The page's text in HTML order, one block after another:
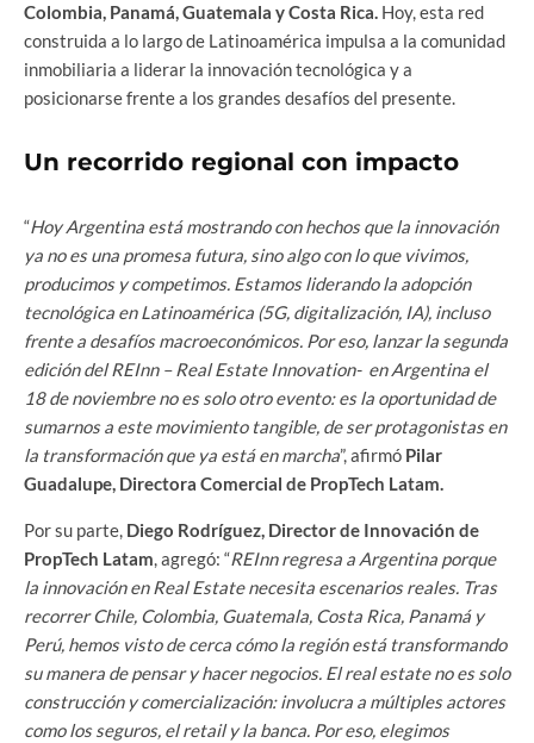
Colombia, Panamá, Guatemala y Costa Rica. Hoy, esta red
construida a lo largo de Latinoamérica impulsa a la comunidad
inmobiliaria a liderar la innovación tecnológica y a
posicionarse frente a los grandes desafíos del presente.
Un recorrido regional con impacto
“Hoy Argentina está mostrando con hechos que la innovación
ya no es una promesa futura, sino algo con lo que vivimos,
producimos y competimos. Estamos liderando la adopción
tecnológica en Latinoamérica (5G, digitalización, IA), incluso
frente a desafíos macroeconómicos. Por eso, lanzar la segunda
edición del REInn – Real Estate Innovation- en Argentina el
18 de noviembre no es solo otro evento: es la oportunidad de
sumarnos a este movimiento tangible, de ser protagonistas en
la transformación que ya está en marcha”, afirmó Pilar
Guadalupe, Directora Comercial de PropTech Latam.
Por su parte, Diego Rodríguez, Director de Innovación de
PropTech Latam, agregó: “REInn regresa a Argentina porque
la innovación en Real Estate necesita escenarios reales. Tras
recorrer Chile, Colombia, Guatemala, Costa Rica, Panamá y
Perú, hemos visto de cerca cómo la región está transformando
su manera de pensar y hacer negocios. El real estate no es solo
construcción y comercialización: involucra a múltiples actores
como los seguros, el retail y la banca. Por eso, elegimos